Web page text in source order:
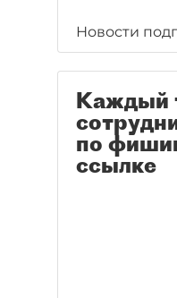
Новости
Каждый
по
ссылке